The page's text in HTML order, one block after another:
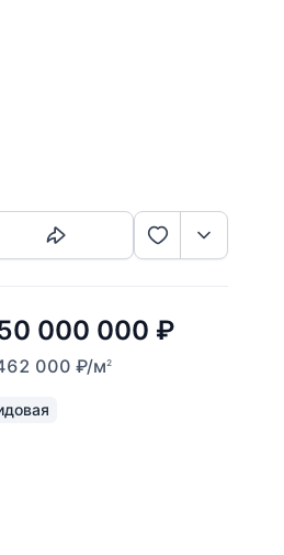
000 000 ₽
000 ₽/м2